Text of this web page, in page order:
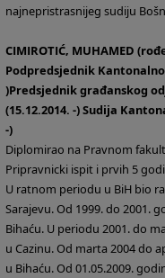
najnepristrasnijeg sudiju
CIMIROTIĆ, MUHAMED
Podpredsjednik
)Predsjednik građanskog
(15.12.2014. -) Sudija
-)
Diplomirao na Pravnom
Pripravnicki ispit i prvih 5
U ratnom periodu u BiH bio
Sarajevu. Od 1999. do 2001.
Bihaću. U periodu 2001. do
u Cazinu. Od marta 2004 do
u Bihaću. Od 01.05.2009.